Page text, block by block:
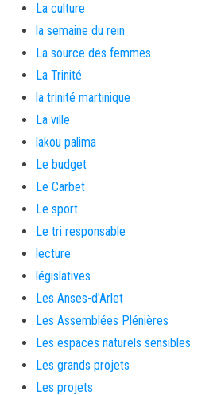
La culture
la semaine du rein
La source des femmes
La Trinité
la trinité martinique
La ville
lakou palima
Le budget
Le Carbet
Le sport
Le tri responsable
lecture
législatives
Les Anses-d'Arlet
Les Assemblées Plénières
Les espaces naturels sensibles
Les grands projets
Les projets